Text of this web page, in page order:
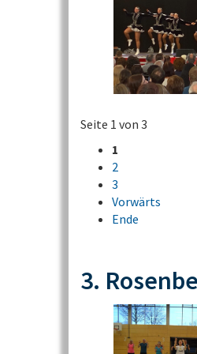
Seite 1 von 3
1
2
3
Vorwärts
Ende
3.